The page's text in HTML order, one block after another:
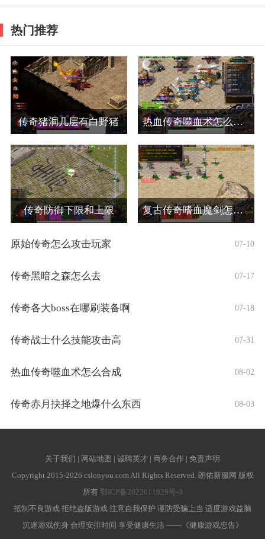
热门推荐
传奇猪洞几层有白野猪 热血传奇噬血术怎么合成
传奇防御下限和上限 复古传奇嗜血魔剑怎么弄的啊
原始传奇怎么攻击玩家 07-10
传奇黑暗之森怎么去 07-17
传奇各大boss在哪刷装备啊 07-18
传奇战士什么技能攻击高 07-31
热血传奇噬血术怎么合成 08-02
传奇赤月抉择之地爆什么东西 08-03
关于我们 | 网站地图 | 诚聘英才 | 商务合作 | 免责声明
Copyright 2015-2026 cslonyou.com All Rights Reserved. 朗佑新服网 版权
所有 鄂ICP备2022011929号-3
抵制不良游戏 拒绝盗版游戏 注意自我保护 谨防受骗上当 适度游戏益脑
沉迷游戏伤身 合理安排时间 享受健康生活 ——《健康游戏忠告》